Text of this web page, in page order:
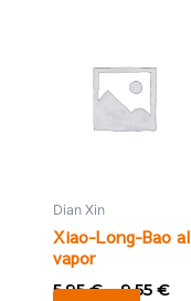
Dian Xin
Xiao-Long-Bao al
vapor
5,95€–9,55 €